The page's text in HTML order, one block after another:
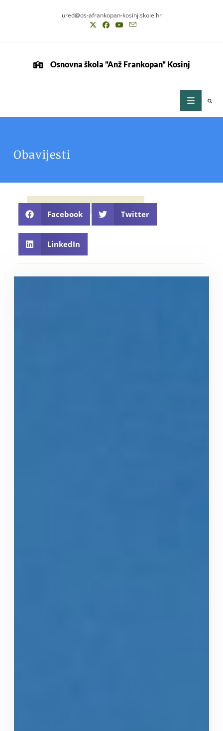
ured@os-afrankopan-kosinj.skole.hr
Osnovna škola "Anž Frankopan" Kosinj
Obavijesti
Facebook Twitter
LinkedIn